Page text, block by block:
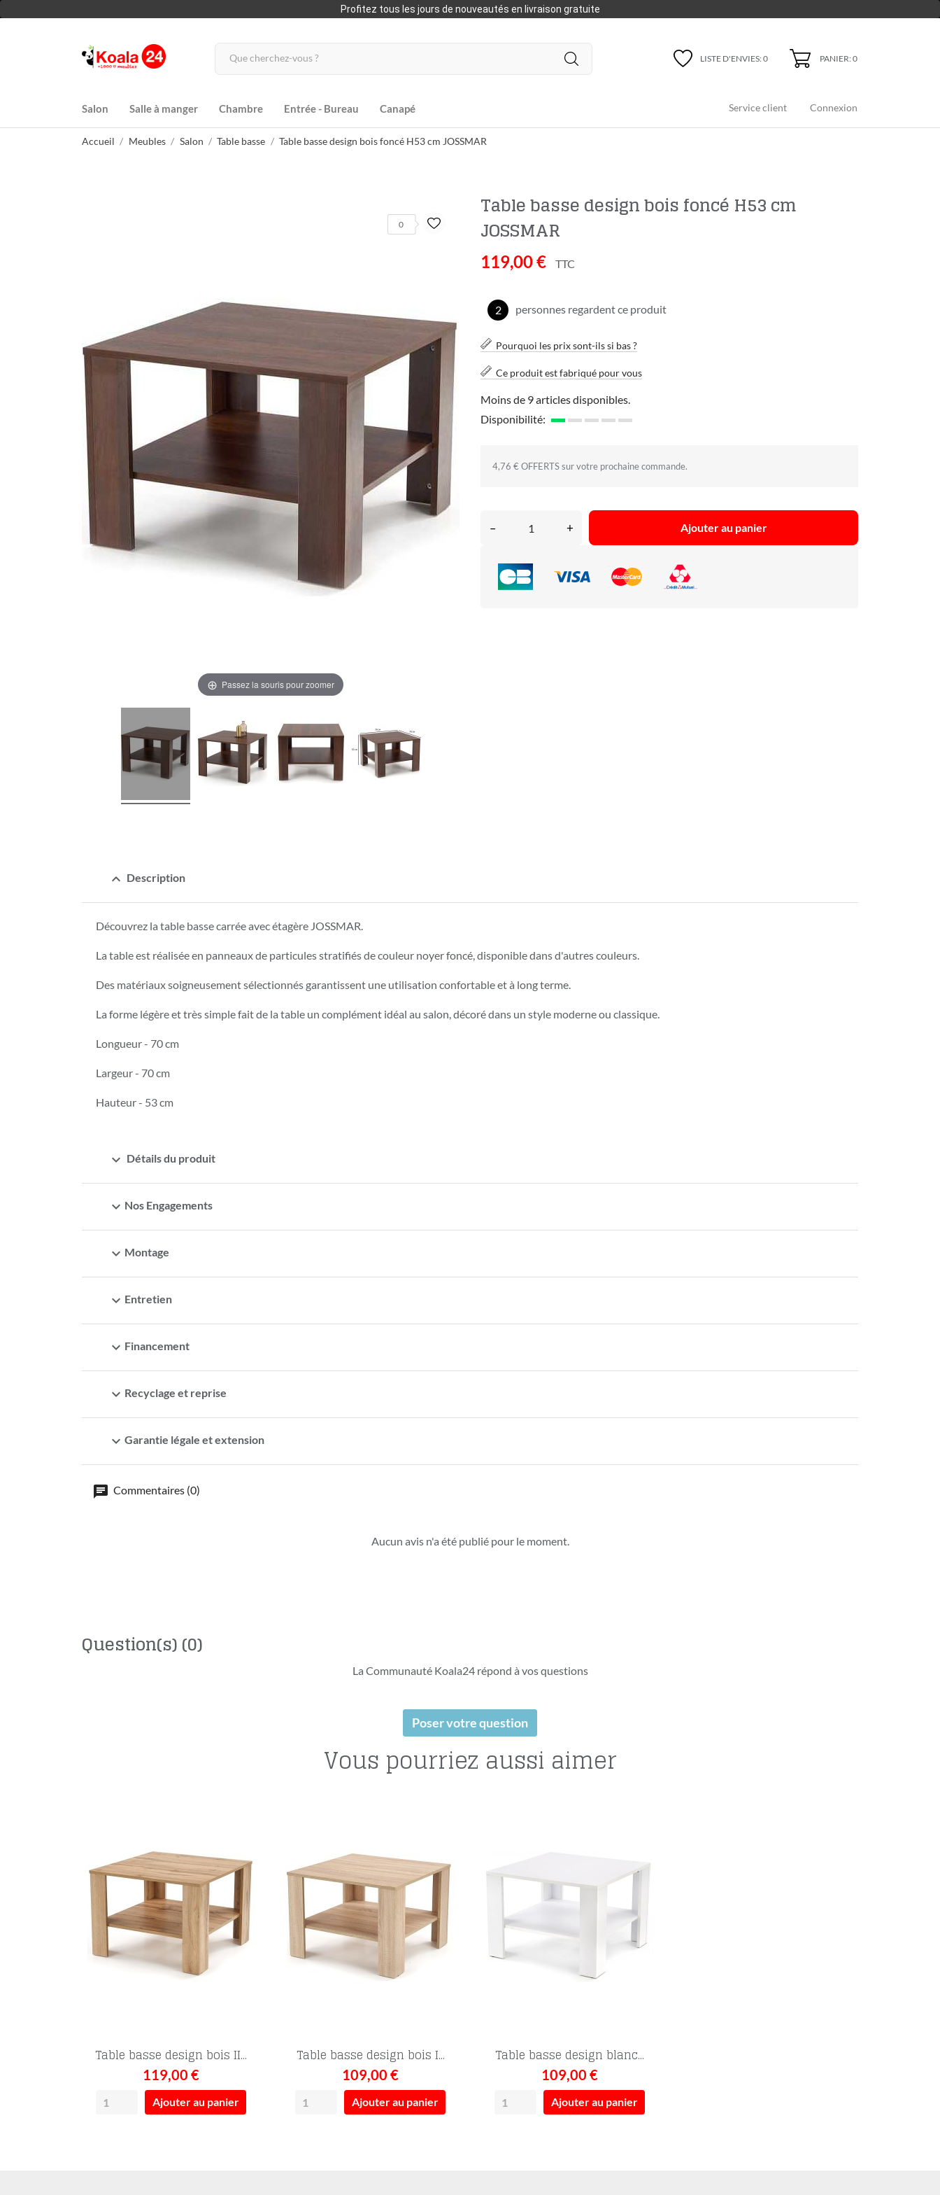
Profitez tous les jours de nouveautés en livraison gratuite
LISTE D'ENVIES:0 PANIER: 0
Salon Salle à manger Chambre Entrée - Bureau Canapé Service client Connexion
Accueil Meubles Salon Table basse Table basse design bois foncé H53 cm JOSSMAR
Passez la souris pour zoomer
0
Table basse design bois foncé H53 cm
JOSSMAR
119,00 € TTC
2 personnes regardent ce produit
Pourquoi les prix sont-ils si bas ?
Ce produit est fabriqué pour vous
Moins de 9 articles disponibles.
Disponibilité:
4,76 € OFFERTS sur votre prochaine commande.
– + Ajouter au panier
expand_less Description
Découvrez la table basse carrée avec étagère JOSSMAR.
La table est réalisée en panneaux de particules stratifiés de couleur noyer foncé, disponible dans d'autres couleurs.
Des matériaux soigneusement sélectionnés garantissent une utilisation confortable et à long terme.
La forme légère et très simple fait de la table un complément idéal au salon, décoré dans un style moderne ou classique.
Longueur - 70 cm
Largeur - 70 cm
Hauteur - 53 cm
expand_more Détails du produit
expand_more Nos Engagements
expand_more Montage
expand_more Entretien
expand_more Financement
expand_more Recyclage et reprise
expand_more Garantie légale et extension
Commentaires (0)
Aucun avis n'a été publié pour le moment.
Question(s)(0)
La Communauté Koala24 répond à vos questions
Poser votre question
Vous pourriez aussi aimer
Table basse design bois II...
119,00 €
Ajouter au panier
Table basse design bois I...
109,00 €
Ajouter au panier
Table basse design blanc...
109,00 €
Ajouter au panier